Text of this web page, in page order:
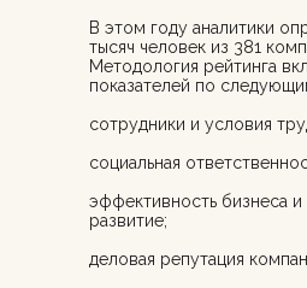
В этом году аналитики
тысяч человек из 381
Методология рейтинга
показателей по
сотрудники и условия
социальная
эффективность бизнеса
развитие;
деловая репутация